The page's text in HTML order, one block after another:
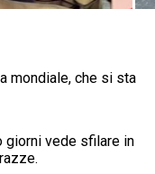
mondiale, che si sta
giorni vede sfilare in